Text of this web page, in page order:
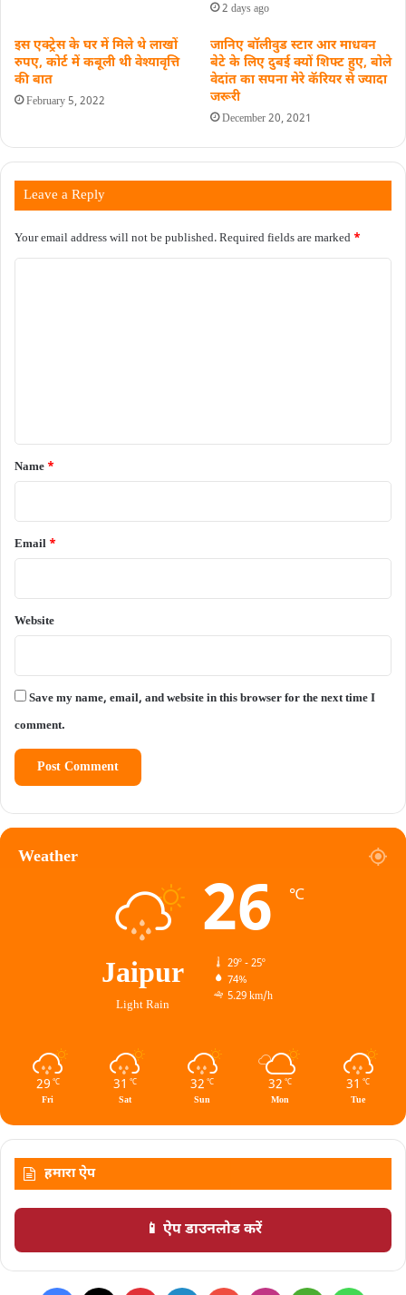
2 days ago
इस एक्ट्रेस के घर में मिले थे लाखों
रुपए, कोर्ट में कबूली थी वेश्यावृत्ति
की बात
February 5, 2022
जानिए बॉलीवुड स्टार आर माधवन
बेटे के लिए दुबई क्यों शिफ्ट हुए, बोले
वेदांत का सपना मेरे कॅरियर से ज्यादा
जरूरी
December 20, 2021
Leave a Reply
Your email address will not be published.Required fields are marked *
*
Name *
Email *
Website
Save my name, email, and website in this browser for the next time I
comment.
Weather
Jaipur
Light Rain
26 ℃
29º - 25º
74%
5.29 km/h
29 ℃
Fri
31 ℃
Sat
32 ℃
Sun
32 ℃
Mon
31 ℃
Tue
हमारा ऐप
📱 ऐप डाउनलोड करें